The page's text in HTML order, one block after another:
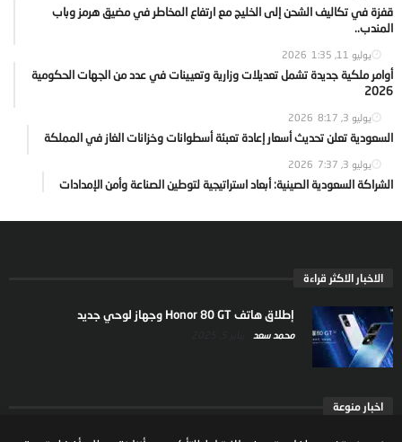
قفزة في تكاليف الشحن إلى الخليج مع ارتفاع المخاطر في مضيق هرمز وباب
المندب..
يوليو 11, 2026 1:35
أوامر ملكية جديدة تشمل تعديلات وزارية وتعيينات في عدد من الجهات الحكومية
2026
يوليو 3, 2026 8:17
السعودية تعلن تحديث أسعار إعادة تعبئة أسطوانات وخزانات الغاز في المملكة
يوليو 3, 2026 7:37
الشراكة السعودية الصينية: أبعاد استراتيجية لتوطين الصناعة وأمن الإمدادات
الاخبار الاكثر قراءة
إطلاق هاتف Honor 80 GT وجهاز لوحي جديد
محمد سعد
اخبار منوعة